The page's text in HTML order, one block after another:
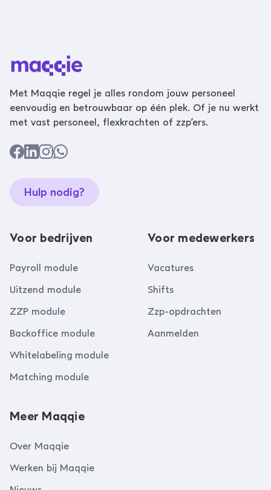
Met Maqqie regel je alles rondom jouw personeel
eenvoudig en betrouwbaar op één plek. Of je nu werkt
met vast personeel, flexkrachten of zzp’ers.
Hulp nodig?
Voor bedrijven
Payroll module
Uitzend module
ZZP module
Backoffice module
Whitelabeling module
Matching module
Voor medewerkers
Vacatures
Shifts
Zzp-opdrachten
Aanmelden
Meer Maqqie
Over Maqqie
Werken bij Maqqie